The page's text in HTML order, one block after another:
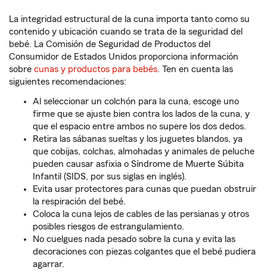
La integridad estructural de la cuna importa tanto como su
contenido y ubicación cuando se trata de la seguridad del
bebé. La Comisión de Seguridad de Productos del
Consumidor de Estados Unidos proporciona información
sobre cunas y productos para bebés. Ten en cuenta las
siguientes recomendaciones:
Al seleccionar un colchón para la cuna, escoge uno
firme que se ajuste bien contra los lados de la cuna, y
que el espacio entre ambos no supere los dos dedos.
Retira las sábanas sueltas y los juguetes blandos, ya
que cobijas, colchas, almohadas y animales de peluche
pueden causar asfixia o Síndrome de Muerte Súbita
Infantil (SIDS, por sus siglas en inglés).
Evita usar protectores para cunas que puedan obstruir
la respiración del bebé.
Coloca la cuna lejos de cables de las persianas y otros
posibles riesgos de estrangulamiento.
No cuelgues nada pesado sobre la cuna y evita las
decoraciones con piezas colgantes que el bebé pudiera
agarrar.